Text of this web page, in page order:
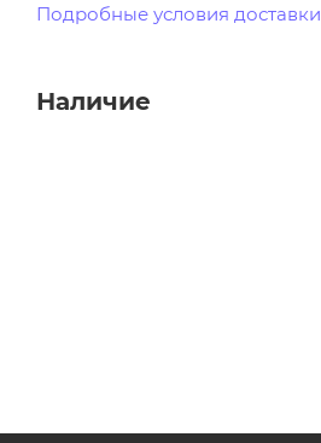
Подробные условия доставки
Наличие